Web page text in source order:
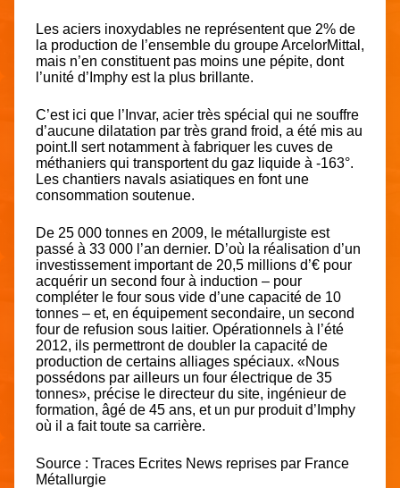
Les aciers inoxydables ne représentent que 2% de
la production de l’ensemble du groupe ArcelorMittal,
mais n’en constituent pas moins une pépite, dont
l’unité d’Imphy est la plus brillante.
C’est ici que l’Invar, acier très spécial qui ne souffre
d’aucune dilatation par très grand froid, a été mis au
point.Il sert notamment à fabriquer les cuves de
méthaniers qui transportent du gaz liquide à -163°.
Les chantiers navals asiatiques en font une
consommation soutenue.
De 25 000 tonnes en 2009, le métallurgiste est
passé à 33 000 l’an dernier. D’où la réalisation d’un
investissement important de 20,5 millions d’€ pour
acquérir un second four à induction – pour
compléter le four sous vide d’une capacité de 10
tonnes – et, en équipement secondaire, un second
four de refusion sous laitier. Opérationnels à l’été
2012, ils permettront de doubler la capacité de
production de certains alliages spéciaux. «Nous
possédons par ailleurs un four électrique de 35
tonnes», précise le directeur du site, ingénieur de
formation, âgé de 45 ans, et un pur produit d’Imphy
où il a fait toute sa carrière.
Source : Traces Ecrites News reprises par France
Métallurgie